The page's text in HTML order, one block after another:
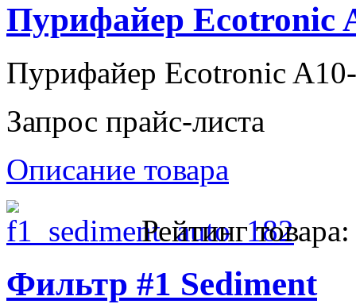
Пурифайер Ecotronic
Пурифайер Ecotronic
Запрос прайс-листа
Описание товара
Рейтинг товара:
Фильтр #1 Sediment